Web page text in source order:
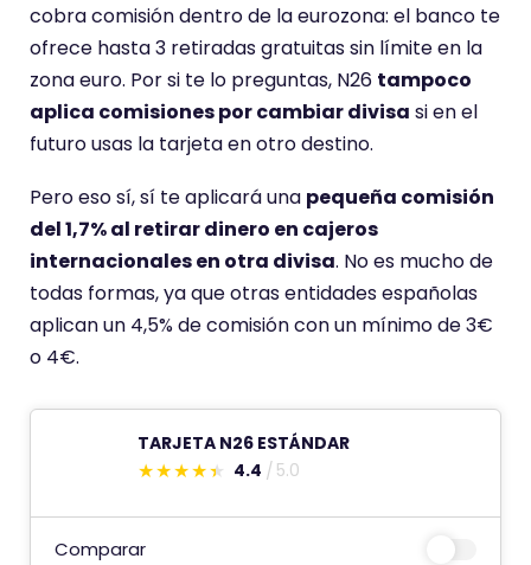
t
e
e
u
n
a
p
u
a
c
i
cobra comisión dentro de la eurozona: el banco te
ofrece hasta 3 retiradas gratuitas sin límite en la
zona euro. Por si te lo preguntas, N26 tampoco
aplica comisiones por cambiar divisa si en el
futuro usas la tarjeta en otro destino.
Pero eso sí, sí te aplicará una pequeña comisión
del 1,7% al retirar dinero en cajeros
internacionales en otra divisa. No es mucho de
todas formas, ya que otras entidades españolas
aplican un 4,5% de comisión con un mínimo de 3€
o 4€.
TARJETA N26 ESTÁNDAR
E
s
t
4.4 5.0
Comparar